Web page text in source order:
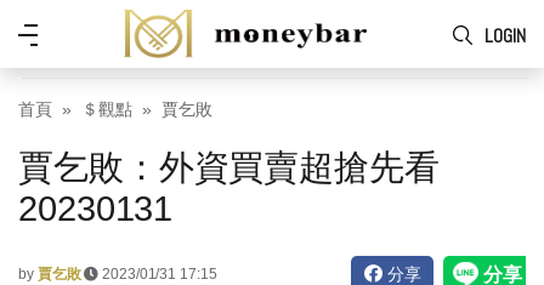
Skip to main content
LOGIN
功
能
表
首頁 ＄觀點 賈乞敗
賈乞敗：外資買賣超搶先看
20230131
by 賈乞敗 2023/01/31 17:15 分享